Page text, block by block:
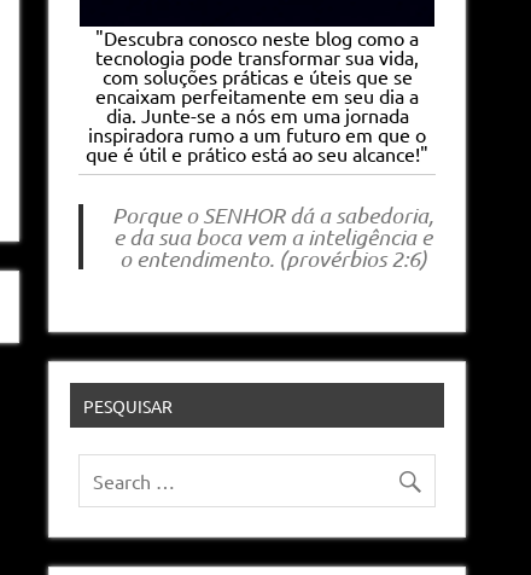
"Descubra conosco neste blog como a
tecnologia pode transformar sua vida,
com soluções práticas e úteis que se
encaixam perfeitamente em seu dia a
dia. Junte-se a nós em uma jornada
inspiradora rumo a um futuro em que o
que é útil e prático está ao seu alcance!"
Porque o SENHOR dá a sabedoria,
e da sua boca vem a inteligência e
o entendimento. (provérbios 2:6)
PESQUISAR